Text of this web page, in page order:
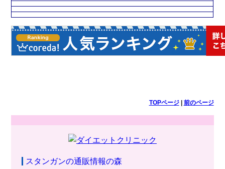
TOPページ| 前のページ
スタンガンの通販情報の森